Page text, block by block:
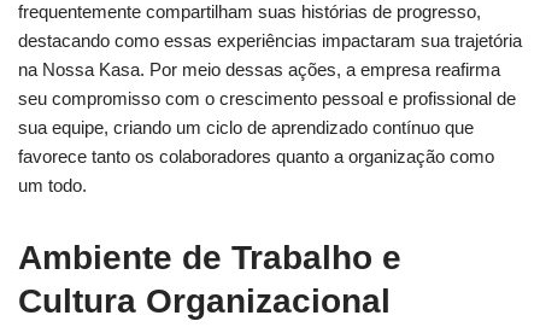
frequentemente compartilham suas histórias de progresso,
destacando como essas experiências impactaram sua trajetória
na Nossa Kasa. Por meio dessas ações, a empresa reafirma
seu compromisso com o crescimento pessoal e profissional de
sua equipe, criando um ciclo de aprendizado contínuo que
favorece tanto os colaboradores quanto a organização como
um todo.
Ambiente de Trabalho e
Cultura Organizacional